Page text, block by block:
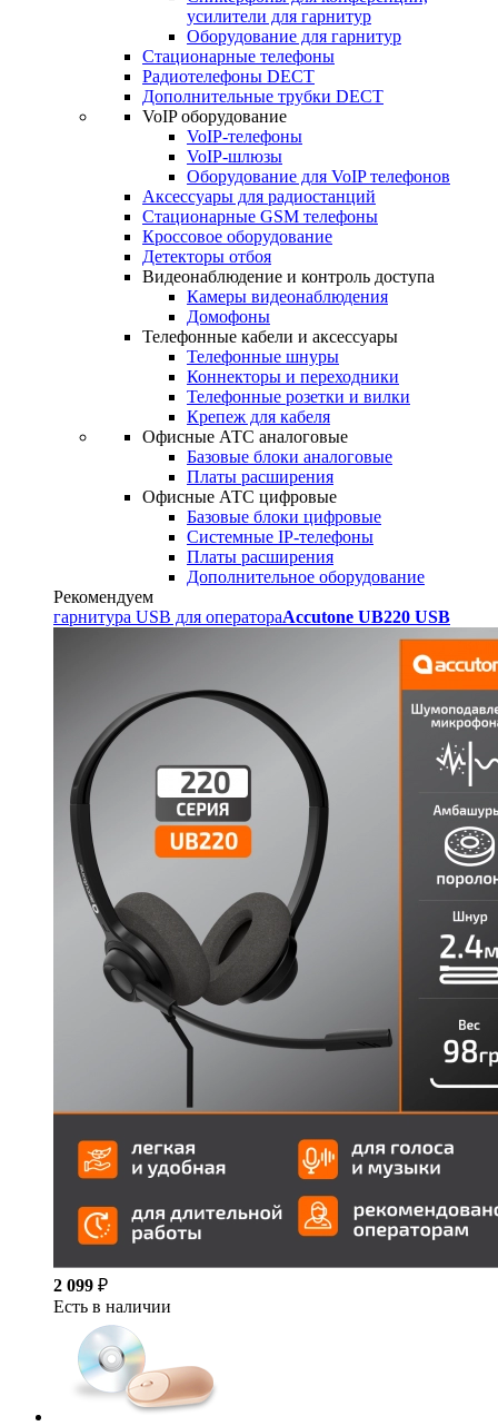
усилители для гарнитур
Оборудование для гарнитур
Стационарные телефоны
Радиотелефоны DECT
Дополнительные трубки DECT
VoIP оборудование
VoIP-телефоны
VoIP-шлюзы
Оборудование для VoIP телефонов
Аксессуары для радиостанций
Стационарные GSM телефоны
Кроссовое оборудование
Детекторы отбоя
Видеонаблюдение и контроль доступа
Камеры видеонаблюдения
Домофоны
Телефонные кабели и аксессуары
Телефонные шнуры
Коннекторы и переходники
Телефонные розетки и вилки
Крепеж для кабеля
Офисные АТС аналоговые
Базовые блоки аналоговые
Платы расширения
Офисные АТС цифровые
Базовые блоки цифровые
Системные IP-телефоны
Платы расширения
Дополнительное оборудование
Рекомендуем
гарнитура USB для оператораAccutone UB220 USB
2 099 ₽
Есть в наличии